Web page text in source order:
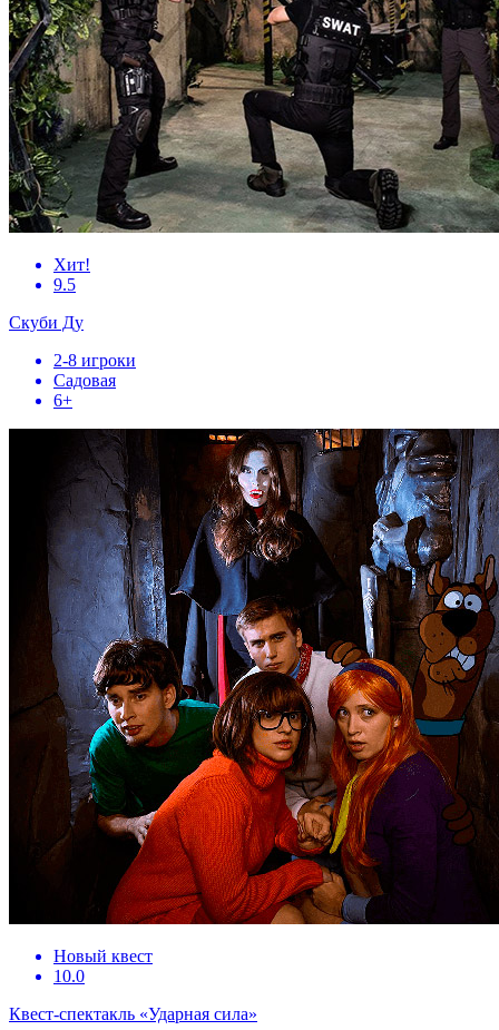
Хит!
9.5
Скуби Ду
2-8 игроки
Садовая
6+
Новый квест
10.0
Квест-спектакль «Ударная сила»